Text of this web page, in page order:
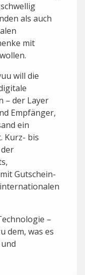
als auch
mit
will die
– der Layer
Empfänger,
ein
Kurz- bis
Gutschein-
–
dem, was es